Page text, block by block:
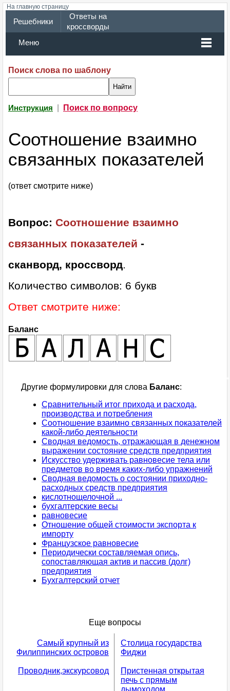
На главную страницу
Решебники
Ответы на
кроссворды
Меню
Поиск слова по шаблону
Инструкция Поиск по вопросу
Соотношение взаимно
связанных показателей
(ответ смотрите ниже)
Вопрос: Соотношение взаимно
связанных показателей -
сканворд, кроссворд.
Количество символов: 6 букв
Ответ смотрите ниже:
Баланс
Другие формулировки для слова Баланс:
Сравнительный итог прихода и расхода,
производства и потребления
Соотношение взаимно связанных показателей
какой-либо деятельности
Сводная ведомость, отражающая в денежном
выражении состояние средств предприятия
Искусство удерживать равновесие тела или
предметов во время каких-либо упражнений
Сводная ведомость о состоянии приходно-
расходных средств предприятия
кислотнощелочной ...
бухгалтерские весы
равновесие
Отношение общей стоимости экспорта к
импорту
Французское равновесие
Периодически составляемая опись,
сопоставляющая актив и пассив (долг)
предприятия
Бухгалтерский отчет
Еще вопросы
Самый крупный из
Филиппинских островов
Проводник,экскурсовод
Столица государства
Фиджи
Пристенная открытая
печь с прямым
дымоходом